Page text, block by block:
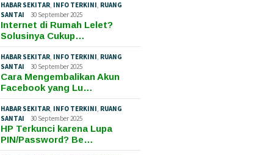
HABAR SEKITAR INFO TERKINI RUANG
SANTAI
30 September 2025
Internet di Rumah Lelet?
Solusinya Cukup…
HABAR SEKITAR INFO TERKINI RUANG
SANTAI
30 September 2025
Cara Mengembalikan Akun
Facebook yang Lu…
HABAR SEKITAR INFO TERKINI RUANG
SANTAI
30 September 2025
HP Terkunci karena Lupa
PIN/Password? Be…